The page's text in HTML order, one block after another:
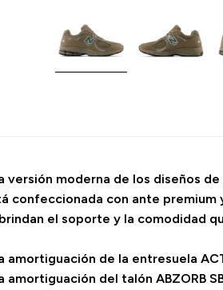
versión moderna de los diseños
confeccionada con ante premium
el soporte y la comodidad
amortiguación de la entresuela
amortiguación del talón ABZORB